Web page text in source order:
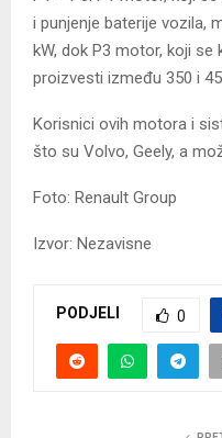
i punjenje baterije vozila,
kW, dok P3 motor, koji
proizvesti između 350 i
Korisnici ovih motora i
što su Volvo, Geely, a
Foto: Renault Group
Izvor: Nezavisne
PODJELI 0